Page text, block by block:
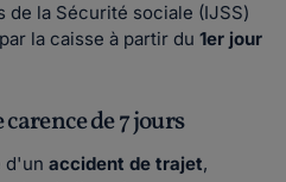
de la Sécurité sociale (IJSS)
la caisse à partir du 1er jour
de 7 jours
d'un accident de trajet,